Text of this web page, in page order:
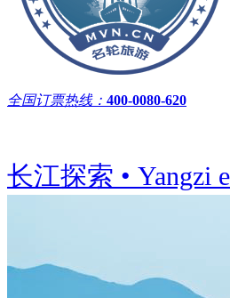
全国订票热线： 400-0080-620
长江探索 • Yangzi